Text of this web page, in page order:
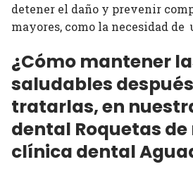
detener el daño y prevenir
mayores, como la necesidad de
¿Cómo mantener
saludables
tratarlas, en
dental Roquetas
clínica dental